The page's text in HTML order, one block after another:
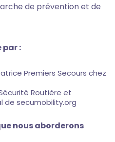
de prévention et de
par :
Premiers Secours chez
Sécurité Routière et
de secumobility.org
nous aborderons